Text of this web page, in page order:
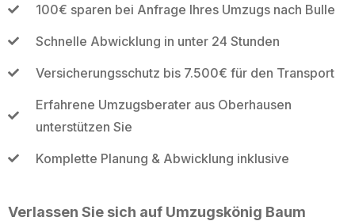
100€ sparen bei Anfrage Ihres Umzugs nach Bulle
Schnelle Abwicklung in unter 24 Stunden
Versicherungsschutz bis 7.500€ für den Transport
Erfahrene Umzugsberater aus Oberhausen
unterstützen Sie
Komplette Planung & Abwicklung inklusive
Verlassen Sie sich auf Umzugskönig Baum